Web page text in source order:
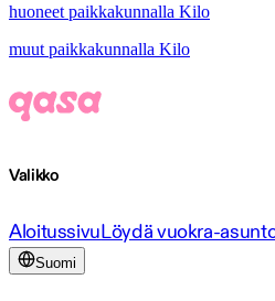
huoneet paikkakunnalla Kilo
muut paikkakunnalla Kilo
Valikko
AloitussivuLöydä vuokra-
Suomi